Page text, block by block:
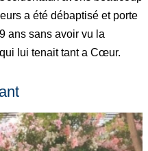
a été débaptisé et porte
ans sans avoir vu la
lui tenait tant a Cœur.